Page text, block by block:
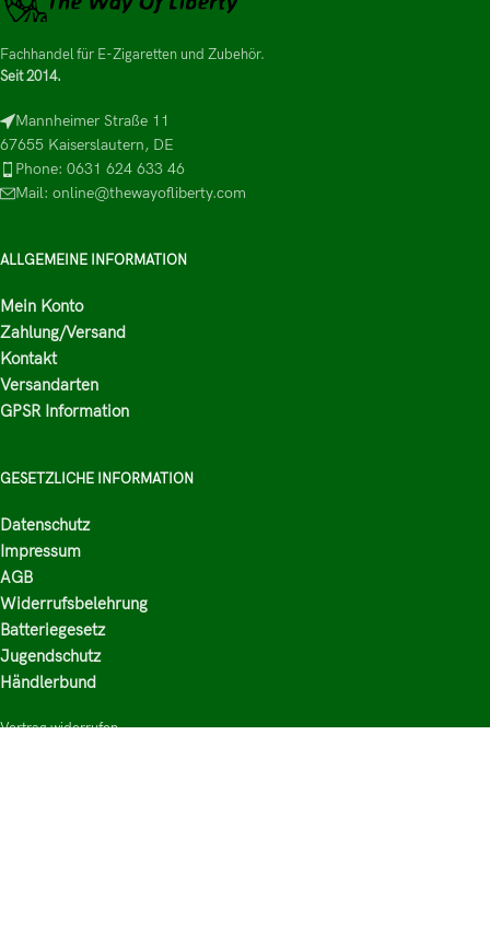
Fachhandel für E-Zigaretten und Zubehör.
Seit 2014.
Mannheimer Straße 11
67655 Kaiserslautern, DE
Phone: 0631 624 633 46
Mail: online@thewayofliberty.com
ALLGEMEINE INFORMATION
Mein Konto
Zahlung/Versand
Kontakt
Versandarten
GPSR Information
GESETZLICHE INFORMATION
Datenschutz
Impressum
AGB
Widerrufsbelehrung
Batteriegesetz
Jugendschutz
Händlerbund
Vertrag widerrufen